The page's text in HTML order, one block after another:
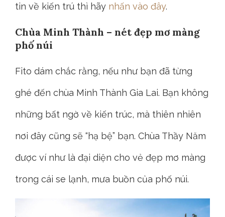
tin về kiến trú thì hãy nhấn vào đây.
Chùa Minh Thành – nét đẹp mơ màng
phố núi
Fito dám chắc rằng, nếu như bạn đã từng
ghé đến chùa Minh Thành Gia Lai. Bạn không
những bất ngờ về kiến trúc, mà thiên nhiên
nơi đây cũng sẽ “hạ bệ” bạn. Chùa Thầy Năm
được ví như là đại diện cho vẻ đẹp mơ màng
trong cái se lạnh, mưa buồn của phố núi.